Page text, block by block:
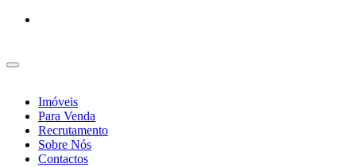
Imóveis
Para Venda
Recrutamento
Sobre Nós
Contactos